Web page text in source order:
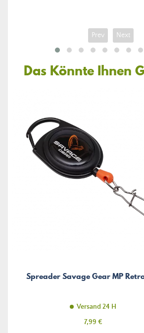
Prev Next
Das Könnte Ihnen
Spreader Savage Gear MP
Versand 24 H
Preis
7,99 €